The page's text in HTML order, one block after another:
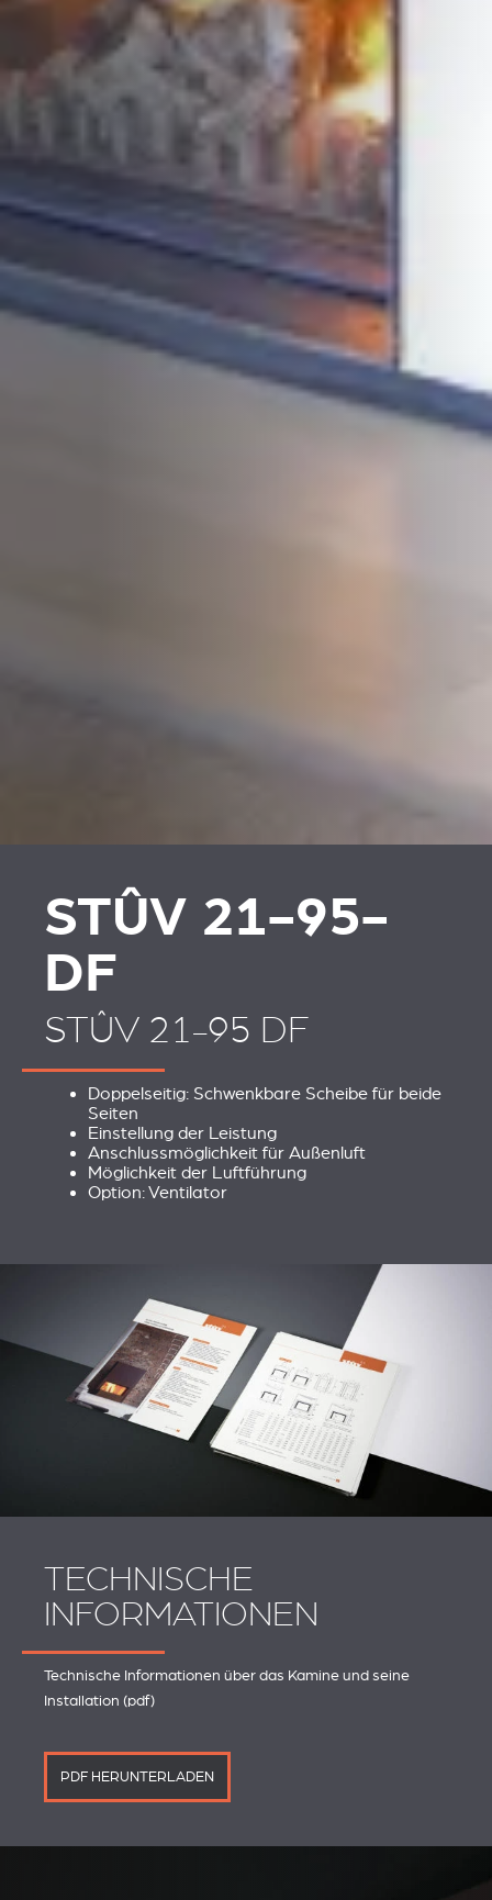
STÛV 21-95-
DF
STÛV 21-95 DF
Doppelseitig: Schwenkbare Scheibe für beide
Seiten
Einstellung der Leistung
Anschlussmöglichkeit für Außenluft
Möglichkeit der Luftführung
Option: Ventilator
TECHNISCHE
INFORMATIONEN
Technische Informationen über das Kamine und seine
Installation (pdf)
PDF HERUNTERLADEN
ZUBERHÖRTEIL
ACCESSOIRES VOOR